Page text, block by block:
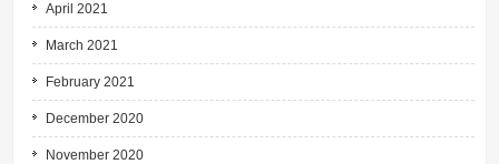
April 2021
March 2021
February 2021
December 2020
November 2020